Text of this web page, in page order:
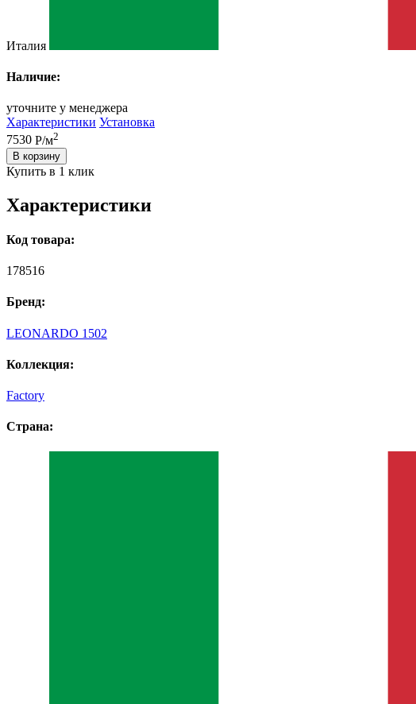
Италия
Наличие:
уточните у менеджера
Характеристики Установка
7530 Р/м2
В корзину
Купить в 1 клик
Характеристики
Код товара:
178516
Бренд:
LEONARDO 1502
Коллекция:
Factory
Страна: